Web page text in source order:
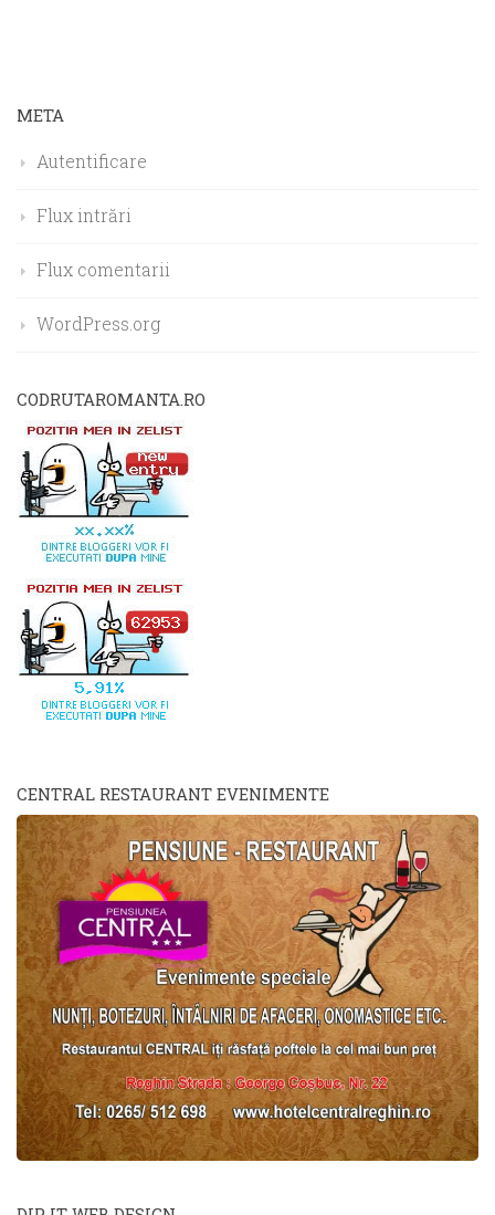
META
Autentificare
Flux intrări
Flux comentarii
WordPress.org
CODRUTAROMANTA.RO
CENTRAL RESTAURANT EVENIMENTE